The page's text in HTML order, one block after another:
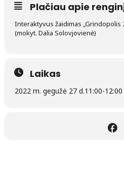
Plačiau apie
Interaktyvus žaidimas „Grindopolis
(mokyt. Dalia Solovjovienė)
Laikas
2022 m. gegužė 27 d.11:00-12:00